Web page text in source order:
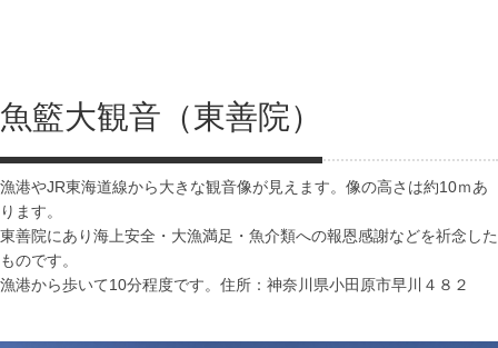
魚籃大観音（東善院）
漁港やJR東海道線から大きな観音像が見えます。像の高さは約10ｍあ
ります。
東善院にあり海上安全・大漁満足・魚介類への報恩感謝などを祈念した
ものです。
漁港から歩いて10分程度です。住所：神奈川県小田原市早川４８２